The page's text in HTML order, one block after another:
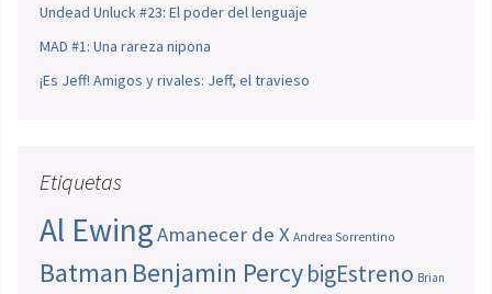
Undead Unluck #23: El poder del lenguaje
MAD #1: Una rareza nipona
¡Es Jeff! Amigos y rivales: Jeff, el travieso
Etiquetas
Al EwingAmanecer de X Andrea Sorrentino
Batman Benjamin PercybigEstreno Brian